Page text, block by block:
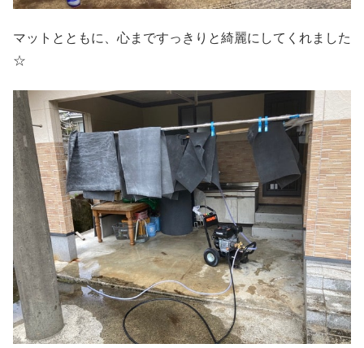
マットとともに、心まですっきりと綺麗にしてくれました
☆